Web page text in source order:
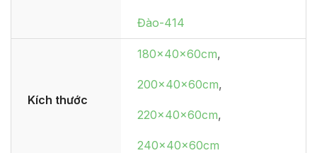
Đào-414
Kích thước
180x40x60cm,
200x40x60cm,
220x40x60cm,
240x40x60cm